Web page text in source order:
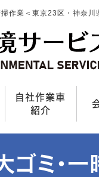
作業＜東京23区・神奈
自社作業車
紹介
ゴミ・